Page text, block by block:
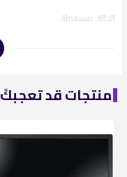
الحالة: مستعملة
معدل العرض الفريمات:60 هرتز ~ 75 هرتز
وقت الإستجابة:
منتجات قد تعجبكً